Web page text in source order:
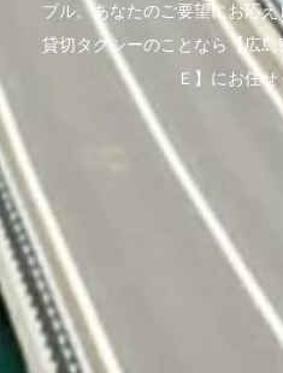
ブル。あなたのご要望にお応え
貸切タクシーのことなら【広
Ｅ】にお任せ